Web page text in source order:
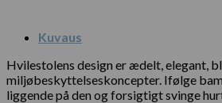
Kuvaus
Hvilestolens design er ædelt, elegant,
miljøbeskyttelseskoncepter. Ifølge
liggende på den og forsigtigt svinge